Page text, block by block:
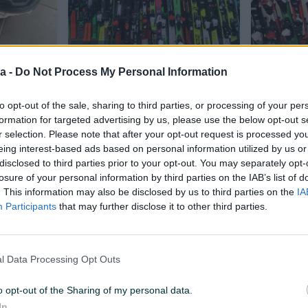
- Do Not Process My Personal Information
opt-out of the sale, sharing to third parties, or processing of your
for targeted advertising by us, please use the below opt-out
selection. Please note that after your opt-out request is processed
interest-based ads based on personal information utilized by us
to third parties prior to your opt-out. You may separately
of your personal information by third parties on the IAB’s list of
This information may also be disclosed by us to third parties on the
Participants that may further disclose it to other third parties.
Data Processing Opt Outs
opt-out of the Sharing of my personal data.
130 KM
Dostupno odmah
SKAFANDERI SERVIS * BICIKLA *
Na upit
prije jednog sata
Dostupno odmah
Djeciji
prije jednog
Dostupno odmah